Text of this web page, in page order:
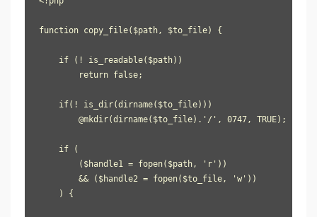
function copy_file($path, $to_file) {
    if (! is_readable($path))
        return false;
    if(! is_dir(dirname($to_file)))
        @mkdir(dirname($to_file).'/', 0747, TRUE);
    if (
        ($handle1 = fopen($path, 'r'))
        && ($handle2 = fopen($to_file, 'w'))
    ) {